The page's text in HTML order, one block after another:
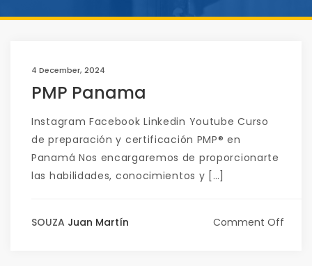
4 December, 2024
PMP Panama
Instagram Facebook Linkedin Youtube Curso
de preparación y certificación PMP® en
Panamá Nos encargaremos de proporcionarte
las habilidades, conocimientos y […]
SOUZA Juan Martín Comment Off